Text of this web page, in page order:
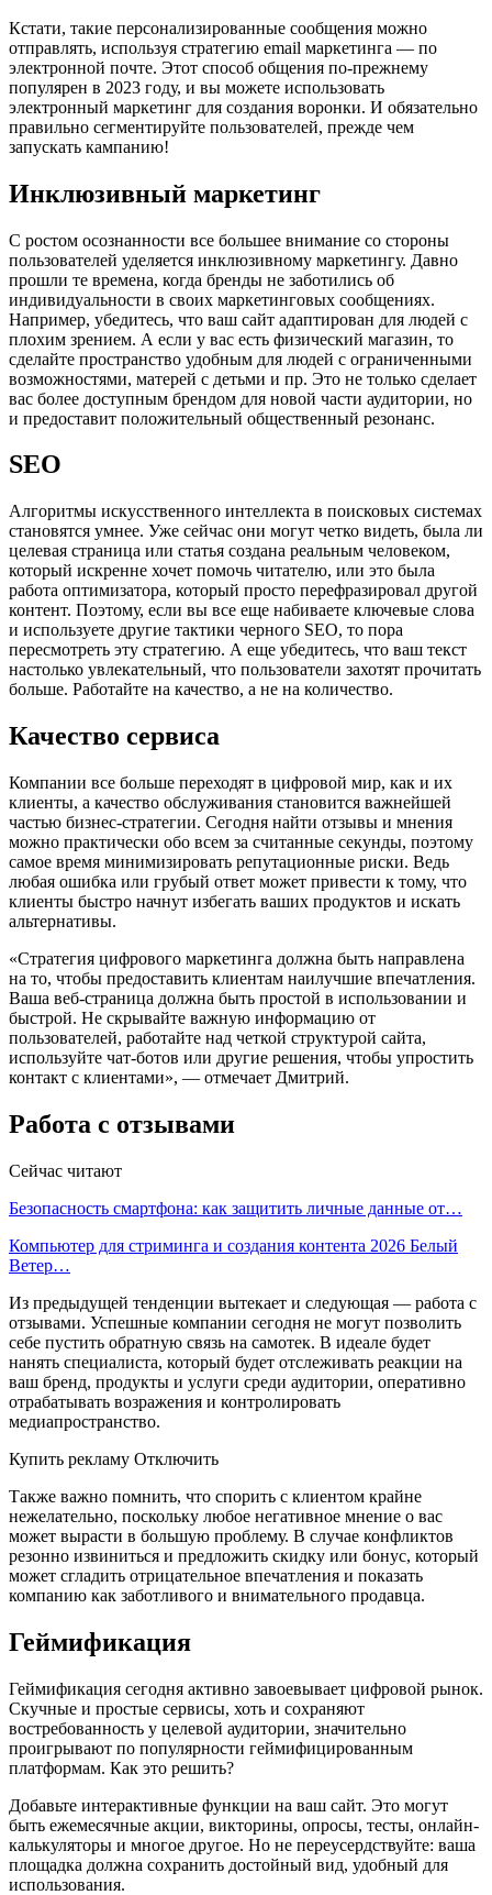
Кстати, такие персонализированные сообщения можно
отправлять, используя стратегию email маркетинга — по
электронной почте. Этот способ общения по-прежнему
популярен в 2023 году, и вы можете использовать
электронный маркетинг для создания воронки. И обязательно
правильно сегментируйте пользователей, прежде чем
запускать кампанию!
Инклюзивный маркетинг
С ростом осознанности все большее внимание со стороны
пользователей уделяется инклюзивному маркетингу. Давно
прошли те времена, когда бренды не заботились об
индивидуальности в своих маркетинговых сообщениях.
Например, убедитесь, что ваш сайт адаптирован для людей с
плохим зрением. А если у вас есть физический магазин, то
сделайте пространство удобным для людей с ограниченными
возможностями, матерей с детьми и пр. Это не только сделает
вас более доступным брендом для новой части аудитории, но
и предоставит положительный общественный резонанс.
SEO
Алгоритмы искусственного интеллекта в поисковых системах
становятся умнее. Уже сейчас они могут четко видеть, была ли
целевая страница или статья создана реальным человеком,
который искренне хочет помочь читателю, или это была
работа оптимизатора, который просто перефразировал другой
контент. Поэтому, если вы все еще набиваете ключевые слова
и используете другие тактики черного SEO, то пора
пересмотреть эту стратегию. А еще убедитесь, что ваш текст
настолько увлекательный, что пользователи захотят прочитать
больше. Работайте на качество, а не на количество.
Качество сервиса
Компании все больше переходят в цифровой мир, как и их
клиенты, а качество обслуживания становится важнейшей
частью бизнес-стратегии. Сегодня найти отзывы и мнения
можно практически обо всем за считанные секунды, поэтому
самое время минимизировать репутационные риски. Ведь
любая ошибка или грубый ответ может привести к тому, что
клиенты быстро начнут избегать ваших продуктов и искать
альтернативы.
«Стратегия цифрового маркетинга должна быть направлена
на то, чтобы предоставить клиентам наилучшие впечатления.
Ваша веб-страница должна быть простой в использовании и
быстрой. Не скрывайте важную информацию от
пользователей, работайте над четкой структурой сайта,
используйте чат-ботов или другие решения, чтобы упростить
контакт с клиентами», — отмечает Дмитрий.
Работа с отзывами
Сейчас читают
Безопасность смартфона: как защитить личные данные от…
Компьютер для стриминга и создания контента 2026 Белый
Ветер…
Из предыдущей тенденции вытекает и следующая — работа с
отзывами. Успешные компании сегодня не могут позволить
себе пустить обратную связь на самотек. В идеале будет
нанять специалиста, который будет отслеживать реакции на
ваш бренд, продукты и услуги среди аудитории, оперативно
отрабатывать возражения и контролировать
медиапространство.
Купить рекламу Отключить
Также важно помнить, что спорить с клиентом крайне
нежелательно, поскольку любое негативное мнение о вас
может вырасти в большую проблему. В случае конфликтов
резонно извиниться и предложить скидку или бонус, который
может сгладить отрицательное впечатления и показать
компанию как заботливого и внимательного продавца.
Геймификация
Геймификация сегодня активно завоевывает цифровой рынок.
Скучные и простые сервисы, хоть и сохраняют
востребованность у целевой аудитории, значительно
проигрывают по популярности геймифицированным
платформам. Как это решить?
Добавьте интерактивные функции на ваш сайт. Это могут
быть ежемесячные акции, викторины, опросы, тесты, онлайн-
калькуляторы и многое другое. Но не переусердствуйте: ваша
площадка должна сохранить достойный вид, удобный для
использования.